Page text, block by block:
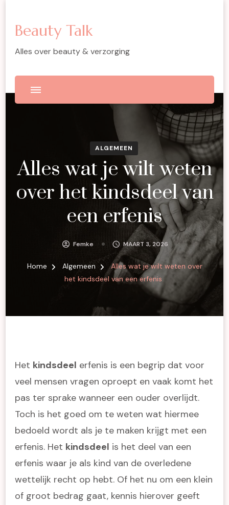
Beauty Talk
Alles over beauty & verzorging
ALGEMEEN
Alles wat je wilt weten
over het kindsdeel van
een erfenis
Femke MAART 3, 2026
Home Algemeen
Alles wat je wilt weten over
het kindsdeel van een erfenis
Het kindsdeel erfenis is een begrip dat voor
veel mensen vragen oproept en vaak komt het
pas ter sprake wanneer een ouder overlijdt.
Toch is het goed om te weten wat hiermee
bedoeld wordt als je te maken krijgt met een
erfenis. Het kindsdeel is het deel van een
erfenis waar je als kind van de overledene
wettelijk recht op hebt. Of het nu om een klein
of groot bedrag gaat, kennis hierover geeft